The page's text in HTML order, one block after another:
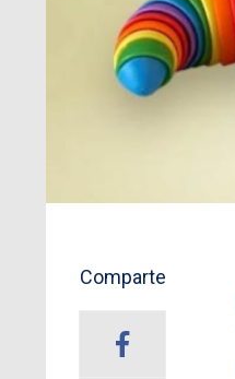
Comparte